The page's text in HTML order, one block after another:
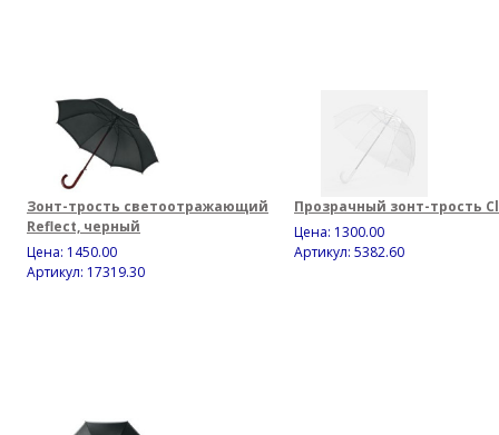
Зонт-трость светоотражающий
Reflect, черный
Цена: 1450.00
Артикул: 17319.30
Прозрачный зонт-трость
Цена: 1300.00
Артикул: 5382.60